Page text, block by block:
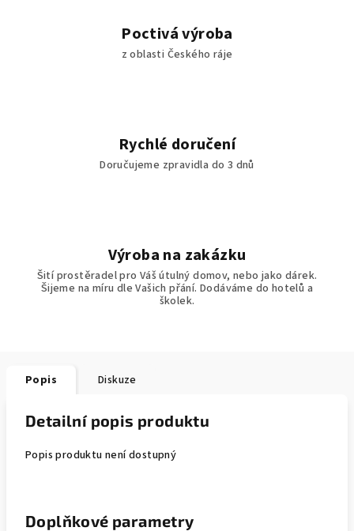
Poctivá výroba
z oblasti Českého ráje
Rychlé doručení
Doručujeme zpravidla do 3 dnů
Výroba na zakázku
Šití prostěradel pro Váš útulný domov, nebo jako dárek.
Šijeme na míru dle Vašich přání. Dodáváme do hotelů a
školek.
Popis Diskuze
Detailní popis produktu
Popis produktu není dostupný
Doplňkové parametry